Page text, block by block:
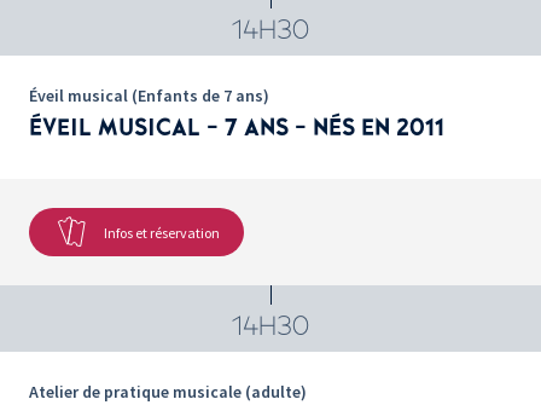
14H30
Éveil musical (Enfants de 7 ans)
ÉVEIL MUSICAL - 7 ANS - NÉS EN 2011
Infos et réservation
14H30
Atelier de pratique musicale (adulte)